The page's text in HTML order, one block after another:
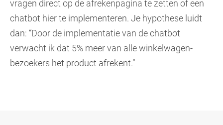
vragen direct op de afrekenpagina te zetten of een
chatbot hier te implementeren. Je hypothese luidt
dan: “Door de implementatie van de chatbot
verwacht ik dat 5% meer van alle winkelwagen-
bezoekers het product afrekent.”